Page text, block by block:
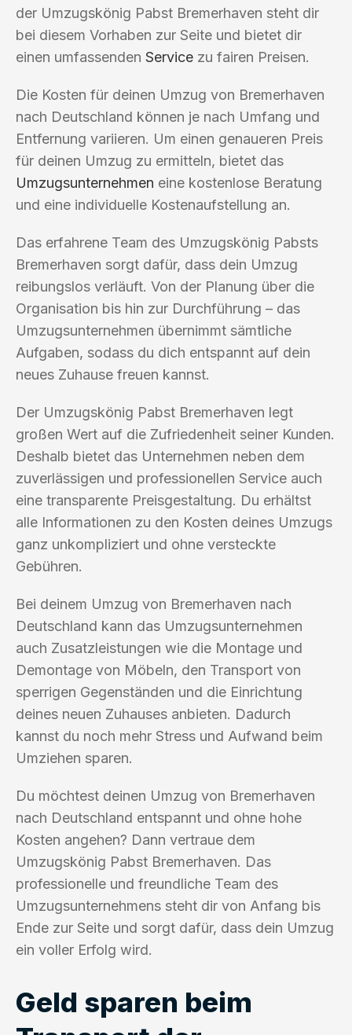
der Umzugskönig Pabst Bremerhaven steht dir
bei diesem Vorhaben zur Seite und bietet dir
einen umfassenden Service zu fairen Preisen.
Die Kosten für deinen Umzug von Bremerhaven
nach Deutschland können je nach Umfang und
Entfernung variieren. Um einen genaueren Preis
für deinen Umzug zu ermitteln, bietet das
Umzugsunternehmen eine kostenlose Beratung
und eine individuelle Kostenaufstellung an.
Das erfahrene Team des Umzugskönig Pabsts
Bremerhaven sorgt dafür, dass dein Umzug
reibungslos verläuft. Von der Planung über die
Organisation bis hin zur Durchführung – das
Umzugsunternehmen übernimmt sämtliche
Aufgaben, sodass du dich entspannt auf dein
neues Zuhause freuen kannst.
Der Umzugskönig Pabst Bremerhaven legt
großen Wert auf die Zufriedenheit seiner Kunden.
Deshalb bietet das Unternehmen neben dem
zuverlässigen und professionellen Service auch
eine transparente Preisgestaltung. Du erhältst
alle Informationen zu den Kosten deines Umzugs
ganz unkompliziert und ohne versteckte
Gebühren.
Bei deinem Umzug von Bremerhaven nach
Deutschland kann das Umzugsunternehmen
auch Zusatzleistungen wie die Montage und
Demontage von Möbeln, den Transport von
sperrigen Gegenständen und die Einrichtung
deines neuen Zuhauses anbieten. Dadurch
kannst du noch mehr Stress und Aufwand beim
Umziehen sparen.
Du möchtest deinen Umzug von Bremerhaven
nach Deutschland entspannt und ohne hohe
Kosten angehen? Dann vertraue dem
Umzugskönig Pabst Bremerhaven. Das
professionelle und freundliche Team des
Umzugsunternehmens steht dir von Anfang bis
Ende zur Seite und sorgt dafür, dass dein Umzug
ein voller Erfolg wird.
Geld sparen beim